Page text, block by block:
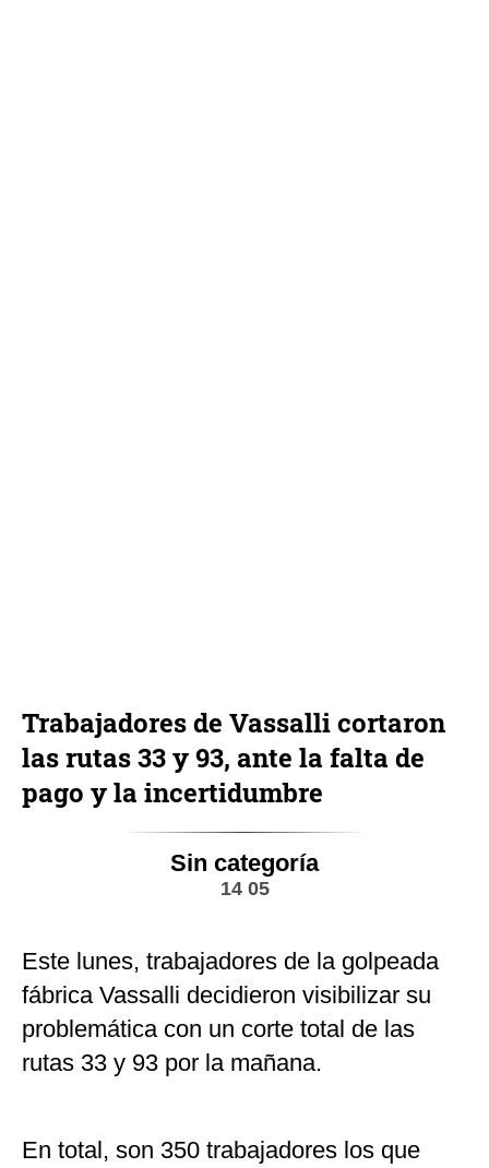
Trabajadores de Vassalli cortaron
las rutas 33 y 93, ante la falta de
pago y la incertidumbre
Sin categoría
14 05
Este lunes, trabajadores de la golpeada
fábrica Vassalli decidieron visibilizar su
problemática con un corte total de las
rutas 33 y 93 por la mañana.
En total, son 350 trabajadores los que